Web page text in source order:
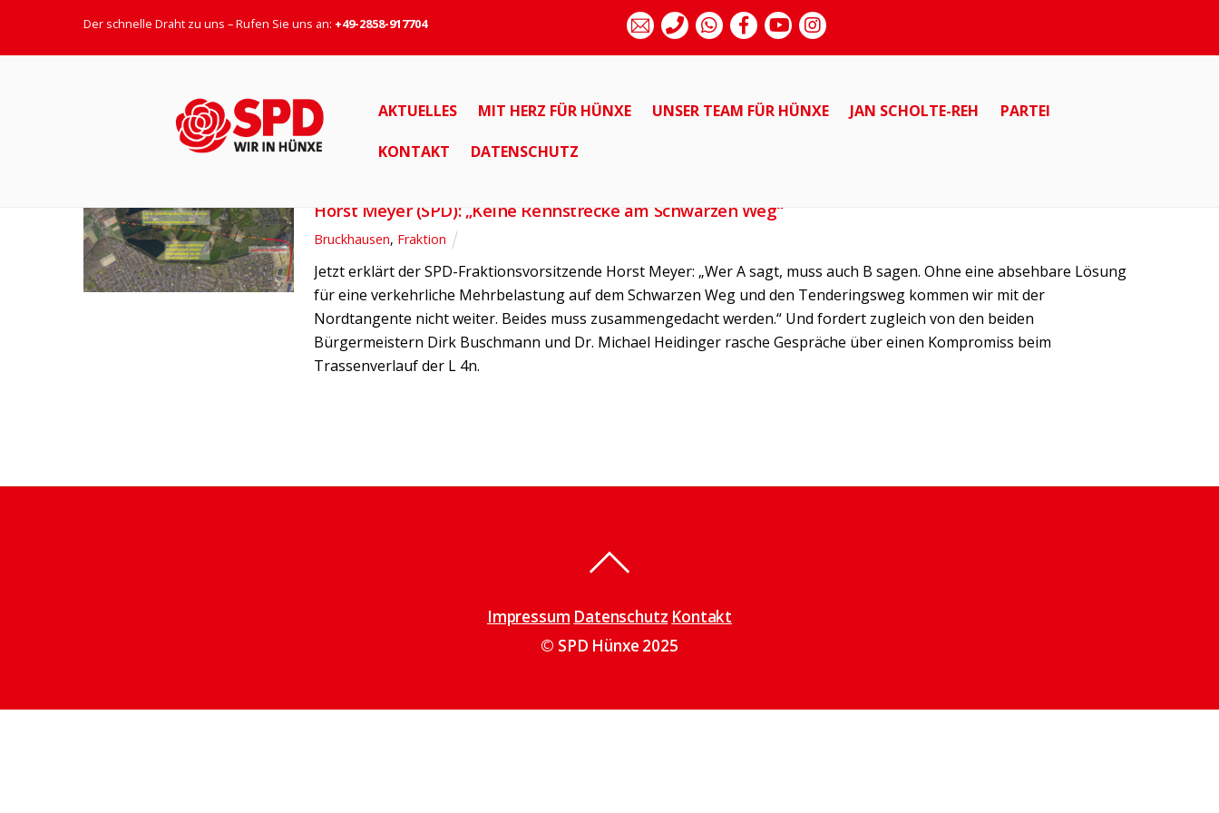
Der schnelle Draht zu uns – Rufen Sie uns an: +49-2858-917704
AKTUELLES MIT HERZ FÜR HÜNXE UNSER TEAM FÜR HÜNXE JAN SCHOLTE-REH PARTEI
KONTAKT DATENSCHUTZ
Horst Meyer (SPD): „Keine Rennstrecke am Schwarzen Weg“
Bruckhausen, Fraktion
Jetzt erklärt der SPD-Fraktionsvorsitzende Horst Meyer: „Wer A sagt, muss auch B sagen. Ohne eine absehbare Lösung
für eine verkehrliche Mehrbelastung auf dem Schwarzen Weg und den Tenderingsweg kommen wir mit der
Nordtangente nicht weiter. Beides muss zusammengedacht werden.“ Und fordert zugleich von den beiden
Bürgermeistern Dirk Buschmann und Dr. Michael Heidinger rasche Gespräche über einen Kompromiss beim
Trassenverlauf der L 4n.
Impressum Datenschutz Kontakt
© SPD Hünxe 2025